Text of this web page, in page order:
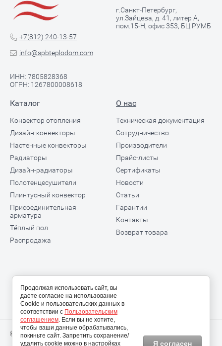
+7(812) 240-13-57
info@spbteplodom.com
ИНН: 7805828368
ОГРН: 1267800008618
г.Санкт-Петербург,
ул.Зайцева, д. 41, литер А,
пом.15-Н, офис 353, БЦ РУМБ
Каталог
Конвектор отопления
Дизайн-конвекторы
Настенные конвекторы
Радиаторы
Дизайн-радиаторы
Полотенцесушители
Плинтусный конвектор
Присоединительная
арматура
Тёплый пол
Распродажа
О нас
Техническая документация
Сотрудничество
Производители
Прайс-листы
Сертификаты
Новости
Статьи
Гарантии
Контакты
Возврат товара
© 2009-2026 ООО "Теплодом АРТ"
Продолжая использовать сайт, вы
даете согласие на использование
Cookie и пользовательских данных в
соответствии с Пользовательским
соглашением. Если вы не хотите,
чтобы ваши данные обрабатывались,
покиньте сайт. Запретить сохранение/
удалить cookie можно в настройках
Я согласен